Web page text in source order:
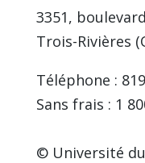
3351,
Trois-Rivières
Téléphone :
Sans frais : 1
© Université